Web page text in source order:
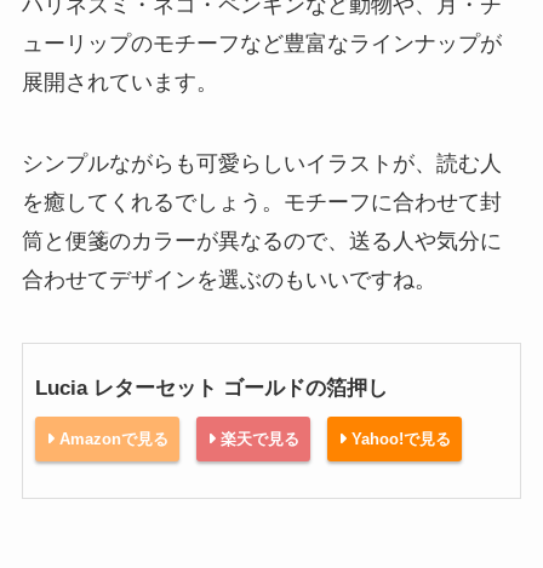
ューリップのモチーフなど豊富なラインナップが
展開されています。
シンプルながらも可愛らしいイラストが、読む人
を癒してくれるでしょう。モチーフに合わせて封
筒と便箋のカラーが異なるので、送る人や気分に
合わせてデザインを選ぶのもいいですね。
Lucia レターセット ゴールドの箔押し
Amazonで見る 楽天で見る Yahoo!で見る